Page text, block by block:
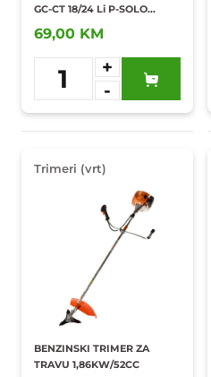
GC-CT 18/24 Li P-SOLO
PXC/3411104
69,00 KM
1
+
-
Dodaj u
omiljene
Trimeri (vrt)
BENZINSKI TRIMER ZA
TRAVU 1,86KW/52CC